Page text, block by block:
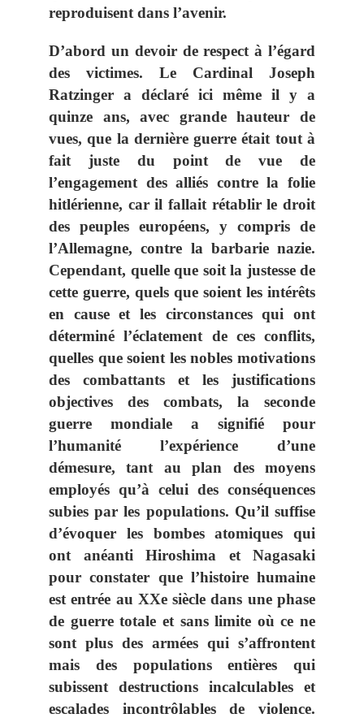
reproduisent dans l’avenir.
D’abord un devoir de respect à l’égard
des victimes. Le Cardinal Joseph
Ratzinger a déclaré ici même il y a
quinze ans, avec grande hauteur de
vues, que la dernière guerre était tout à
fait justedu point de vue de
l’engagement des alliés contre la folie
hitlérienne, car il fallait rétablir le droit
des peuples européens, y compris de
l’Allemagne, contre la barbarie nazie.
Cependant, quelle que soit la justesse de
cette guerre, quels que soient les intérêts
en cause et les circonstances qui ont
déterminé l’éclatement de ces conflits,
quelles que soient les nobles motivations
des combattants et les justifications
objectives des combats, la seconde
guerre mondiale a signifié pour
l’humanité l’expérience d’une
démesure, tant au plan des moyens
employés qu’à celui des conséquences
subies par les populations. Qu’il suffise
d’évoquer les bombes atomiques qui
ont anéanti Hiroshima et Nagasaki
pour constater que l’histoire humaine
est entrée au XXesiècle dans une phase
de guerre totale et sans limite où ce ne
sont plus des armées qui s’affrontent
mais des populations entières qui
subissent destructions incalculables et
escalades incontrôlables de violence.